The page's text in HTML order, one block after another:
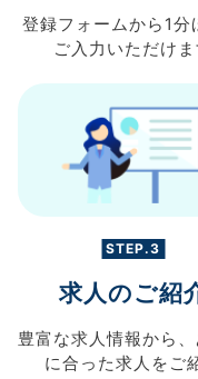
登録フォームから 1分
ご入力 いただけま
STEP.3
求人のご紹
豊富な求人情報から、
に合った求人を ご